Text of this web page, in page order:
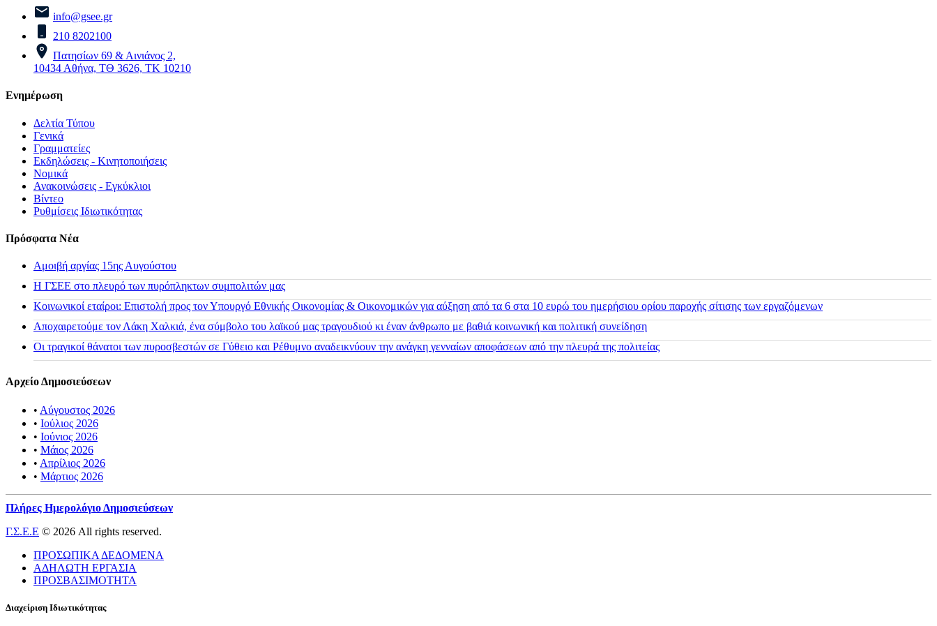
info@gsee.gr
210 8202100
Πατησίων 69 & Αινιάνος 2,
10434 Αθήνα, ΤΘ 3626, ΤΚ 10210
Ενημέρωση
Δελτία Τύπου
Γενικά
Γραμματείες
Εκδηλώσεις - Κινητοποιήσεις
Νομικά
Ανακοινώσεις - Εγκύκλιοι
Βίντεο
Ρυθμίσεις Ιδιωτικότητας
Πρόσφατα Νέα
Αμοιβή αργίας 15ης Αυγούστου
H ΓΣΕΕ στο πλευρό των πυρόπληκτων συμπολιτών μας
Κοινωνικοί εταίροι: Επιστολή προς τον Υπουργό Εθνικής Οικονομίας & Οικονομικών για αύξηση από τα 6 στα 10 ευρώ του ημερήσιου ορίου παροχής σίτισης των εργαζόμενων
Αποχαιρετούμε τον Λάκη Χαλκιά, ένα σύμβολο του λαϊκού μας τραγουδιού κι έναν άνθρωπο με βαθιά κοινωνική και πολιτική συνείδηση
Οι τραγικοί θάνατοι των πυροσβεστών σε Γύθειο και Ρέθυμνο αναδεικνύουν την ανάγκη γενναίων αποφάσεων από την πλευρά της πολιτείας
Αρχείο Δημοσιεύσεων
• Αύγουστος 2026
• Ιούλιος 2026
• Ιούνιος 2026
• Μάιος 2026
• Απρίλιος 2026
• Μάρτιος 2026
Πλήρες Ημερολόγιο Δημοσιεύσεων
Γ.Σ.Ε.Ε © 2026 All rights reserved.
ΠΡΟΣΩΠΙΚΑ ΔΕΔΟΜΕΝΑ
ΑΔΗΛΩΤΗ ΕΡΓΑΣΙΑ
ΠΡΟΣΒΑΣΙΜΟΤΗΤΑ
Διαχείριση Ιδιωτικότητας